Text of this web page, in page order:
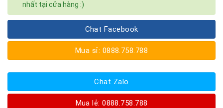
nhất tại cửa hàng :)
Chat Facebook
Mua sỉ: 0888.758.788
Chat Zalo
Mua lẻ: 0888.758.788